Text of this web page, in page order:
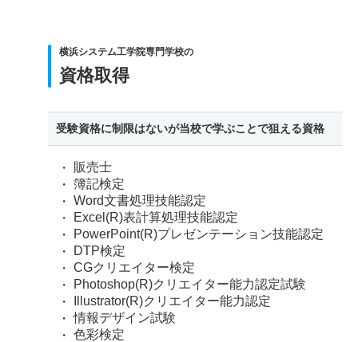
横浜システム工学院専門学校の
資格取得
受験資格に制限はないが当校で学ぶことで狙える資格
販売士
簿記検定
Word文書処理技能認定
Excel(R)表計算処理技能認定
PowerPoint(R)プレゼンテーション技能認定
DTP検定
CGクリエイター検定
Photoshop(R)クリエイター能力認定試験
Illustrator(R)クリエイター能力認定
情報デザイン試験
色彩検定